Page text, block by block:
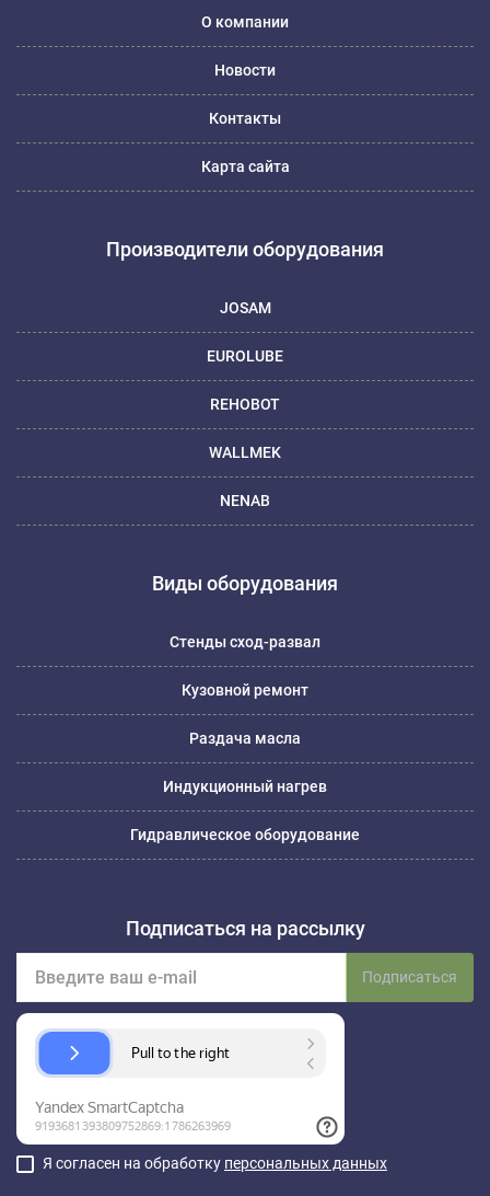
О компании
Новости
Контакты
Карта сайта
Производители оборудования
JOSAM
EUROLUBE
REHOBOT
WALLMEK
NENAB
Виды оборудования
Стенды сход-развал
Кузовной ремонт
Раздача масла
Индукционный нагрев
Гидравлическое оборудование
Подписаться на рассылку
Подписаться
Я согласен на обработку персональных данных